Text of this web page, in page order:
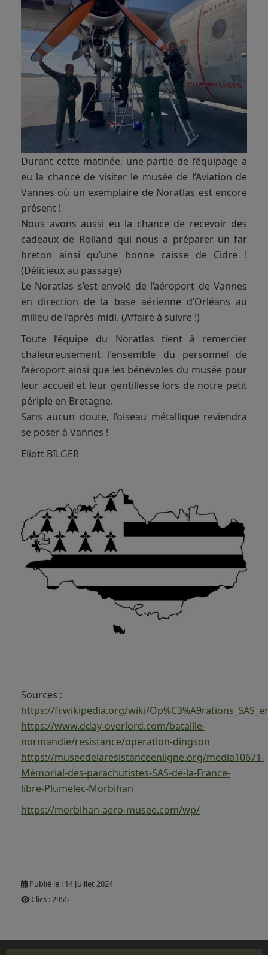
Durant cette matinée, une partie de l’équipage a
eu la chance de visiter le musée de l’Aviation de
Vannes où un exemplaire de Noratlas est encore
présent !
Nous avons aussi eu la chance de recevoir des
cadeaux de Rolland qui nous a préparer un far
breton ainsi qu’une bonne caisse de Cidre !
(Délicieux au passage)
Le Noratlas s’est envolé de l’aéroport de Vannes
en direction de la base aérienne d’Orléans au
milieu de l’après-midi. (Affaire à suivre !)
Toute l’équipe du Noratlas tient à remercier
chaleureusement l’ensemble du personnel de
l’aéroport ainsi que les bénévoles du musée pour
leur accueil et leur gentillesse lors de notre petit
périple en Bretagne.
Sans aucun doute, l’oiseau métallique reviendra
se poser à Vannes !
Eliott BILGER
Sources :
https://fr.wikipedia.org/wiki/
https://www.dday-overlord.com/bataille-
normandie/resistance/operation-dingson
https://museedelaresistanceenligne.org/media10671-
Mémorial-des-parachutistes-SAS-de-la-France-
libre-Plumelec-Morbihan
https://morbihan-aero-musee.com/wp/
Publié le : 14 Juillet 2024
Clics : 2955